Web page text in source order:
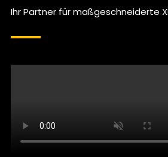
Ihr Partner für maßgeschneiderte